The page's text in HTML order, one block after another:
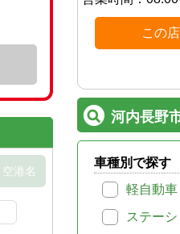
この
河内長野
車種別で探す
軽自動車
ステー
空港名